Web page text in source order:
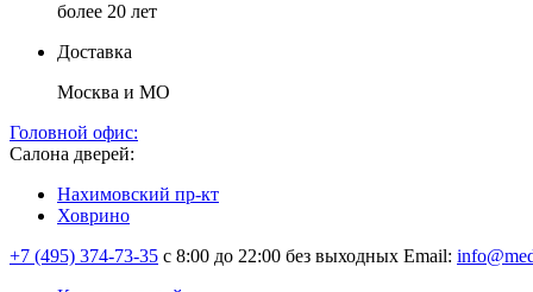
более 20 лет
Доставка
Москва и МО
Головной офис:
Салона дверей:
Нахимовский пр-кт
Ховрино
+7 (495) 374-73-35 с 8:00 до 22:00 без выходных Email: